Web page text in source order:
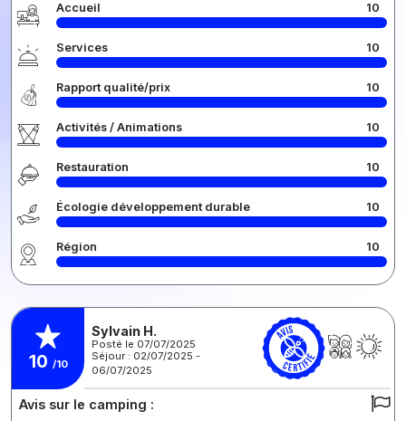
Accueil 10
Services 10
Rapport qualité/prix 10
Activités / Animations 10
Restauration 10
Écologie développement durable 10
Région 10
10 /10
Sylvain H.
Posté le 07/07/2025
Séjour : 02/07/2025 -
06/07/2025
Avis sur le camping :